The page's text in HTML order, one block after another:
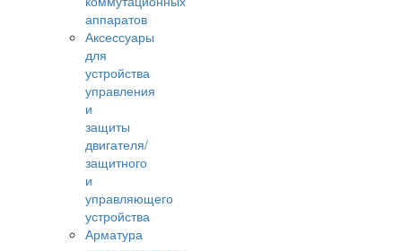
аппаратов
Аксессуары
для
устройства
управления
и
защиты
двигателя/
защитного
и
управляющего
устройства
Арматура